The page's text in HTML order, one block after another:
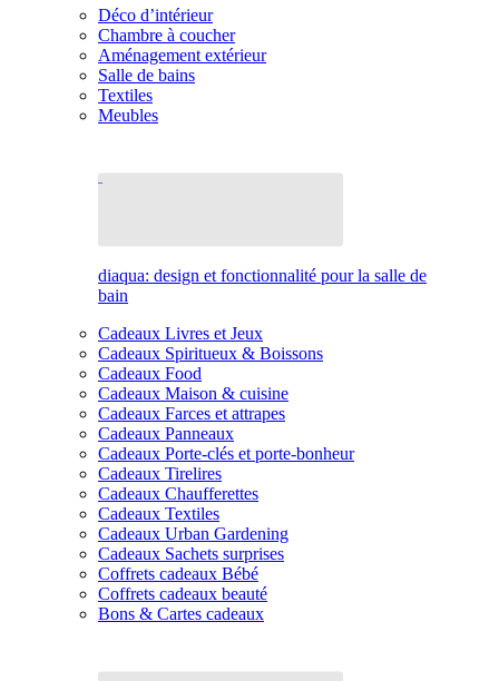
Déco d’intérieur
Chambre à coucher
Aménagement extérieur
Salle de bains
Textiles
Meubles
diaqua: design et fonctionnalité pour la salle de
bain
Cadeaux Livres et Jeux
Cadeaux Spiritueux & Boissons
Cadeaux Food
Cadeaux Maison & cuisine
Cadeaux Farces et attrapes
Cadeaux Panneaux
Cadeaux Porte-clés et porte-bonheur
Cadeaux Tirelires
Cadeaux Chaufferettes
Cadeaux Textiles
Cadeaux Urban Gardening
Cadeaux Sachets surprises
Coffrets cadeaux Bébé
Coffrets cadeaux beauté
Bons & Cartes cadeaux